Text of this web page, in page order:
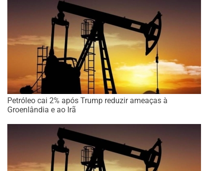
Petróleo cai 2% após Trump reduzir ameaças à
Groenlândia e ao Irã